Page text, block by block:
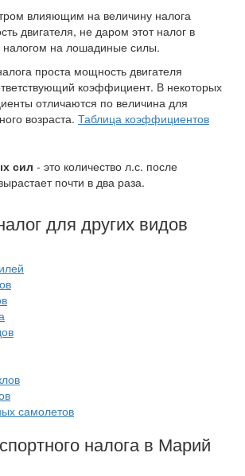
влияющим на величину налога
двигателя, не даром этот налог в
на лошадиные силы.
проста мощность двигателя
коэффициент. В некоторых
отличаются по величина для
возраста. Таблица коэффициентов
сил - это количество л.с. после
почти в два раза.
для других видов
самолетов
налога в Марий